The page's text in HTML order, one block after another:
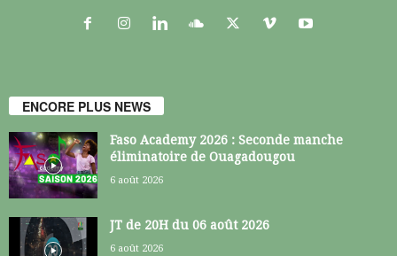
ENCORE PLUS NEWS
Faso Academy 2026 : Seconde manche
éliminatoire de Ouagadougou
6 août 2026
JT de 20H du 06 août 2026
6 août 2026